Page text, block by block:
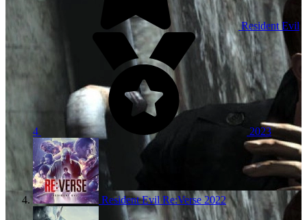
Resident Evil
4 2023
Resident Evil Re:Verse2022